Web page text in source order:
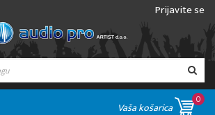
Prijavite se
Vaša košarica
0